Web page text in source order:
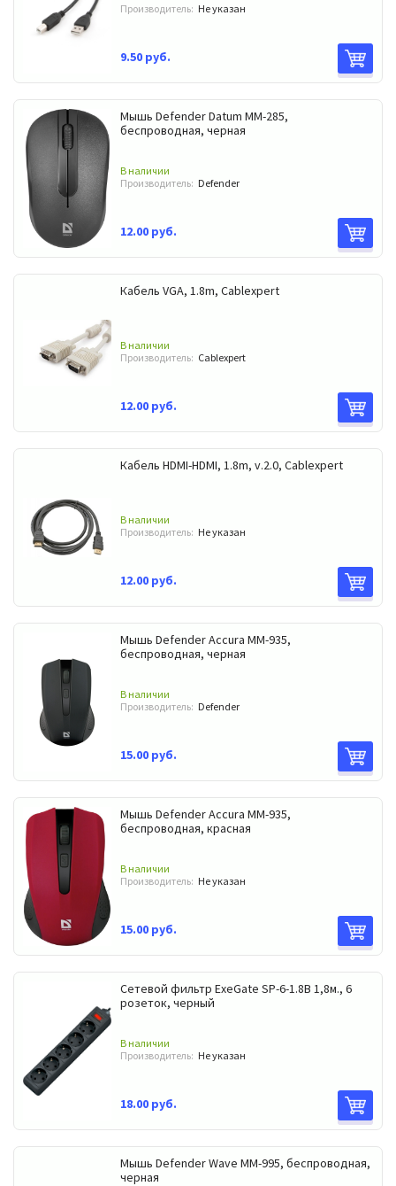
Производитель: Не указан
9.50 руб.
Мышь Defender Datum ММ-285,
беспроводная, черная
В наличии
Производитель: Defender
12.00 руб.
Кабель VGA, 1.8m, Cablexpert
В наличии
Производитель: Cablexpert
12.00 руб.
Кабель HDMI-HDMI, 1.8m, v.2.0, Cablexpert
В наличии
Производитель: Не указан
12.00 руб.
Мышь Defender Accura ММ-935,
беспроводная, черная
В наличии
Производитель: Defender
15.00 руб.
Мышь Defender Accura ММ-935,
беспроводная, красная
В наличии
Производитель: Не указан
15.00 руб.
Сетевой фильтр ExeGate SP-6-1.8B 1,8м., 6
розеток, черный
В наличии
Производитель: Не указан
18.00 руб.
Мышь Defender Wave ММ-995, беспроводная,
черная